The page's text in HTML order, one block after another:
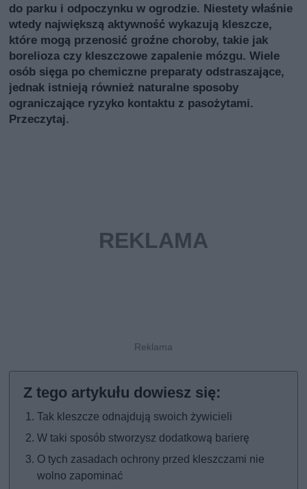
do parku i odpoczynku w ogrodzie. Niestety właśnie
wtedy największą aktywność wykazują kleszcze,
które mogą przenosić groźne choroby, takie jak
borelioza czy kleszczowe zapalenie mózgu. Wiele
osób sięga po chemiczne preparaty odstraszające,
jednak istnieją również naturalne sposoby
ograniczające ryzyko kontaktu z pasożytami.
Przeczytaj.
Tak kleszcze odnajdują swoich żywicieli
W taki sposób stworzysz dodatkową barierę
O tych zasadach ochrony przed kleszczami nie
wolno zapominać